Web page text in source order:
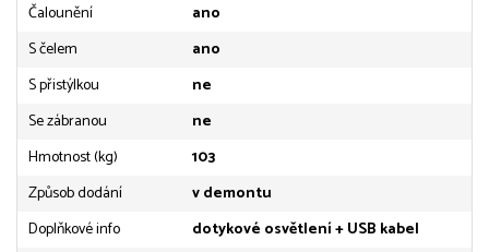
Čalounění
ano
S čelem
ano
S přistýlkou
ne
Se zábranou
ne
Hmotnost (kg)
103
Způsob dodání
v demontu
Doplňkové info
dotykové osvětlení + USB kabel